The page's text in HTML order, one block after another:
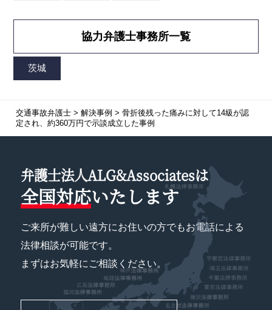
協力弁護士事務所一覧
交通事故弁護士> 解決事例 > 骨折後残った痛みに対して14級が認
定され、約360万円で示談成立した事例
弁護士法人ALG&Associatesは
全国対応いたします
ご来所が難しい遠方にお住いの方でもお電話による
法律相談が可能です。
まずはお気軽にご相談ください。